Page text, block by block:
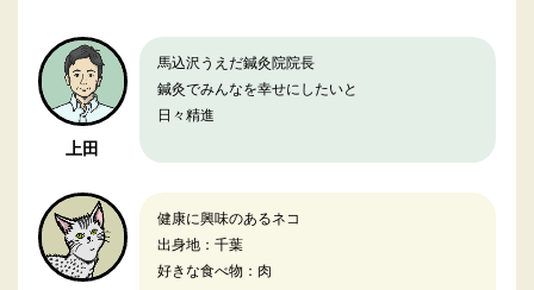
上田
馬込沢うえだ鍼灸院院長
鍼灸でみんなを幸せにしたいと
日々精進
健康に興味のあるネコ
出身地：千葉
好きな食べ物：肉